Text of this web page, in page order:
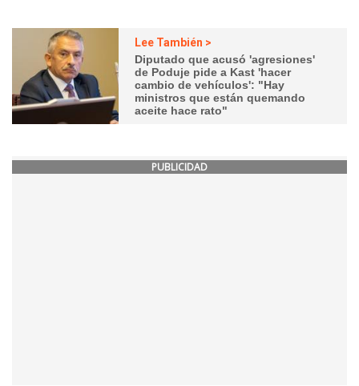
Lee También >
Diputado que acusó 'agresiones'
de Poduje pide a Kast 'hacer
cambio de vehículos': "Hay
ministros que están quemando
aceite hace rato"
PUBLICIDAD